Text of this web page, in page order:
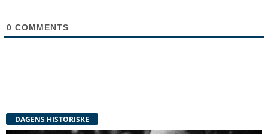
0 COMMENTS
DAGENS HISTORISKE